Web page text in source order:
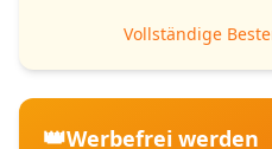
Vollständige
👑Werbefrei werden